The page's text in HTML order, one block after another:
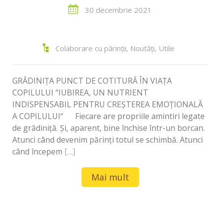
30 decembrie 2021
Colaborare cu părinții, Noutăți, Utile
GRĂDINIȚA PUNCT DE COTITURĂ ÎN VIAȚA
COPILULUI “IUBIREA, UN NUTRIENT
INDISPENSABIL PENTRU CREŞTEREA EMOŢIONALĂ
A COPILULUI“ Fiecare are propriile amintiri legate
de grădiniță. Şi, aparent, bine închise într-un borcan.
Atunci când devenim părinți totul se schimbă. Atunci
când începem […]
Mai mult